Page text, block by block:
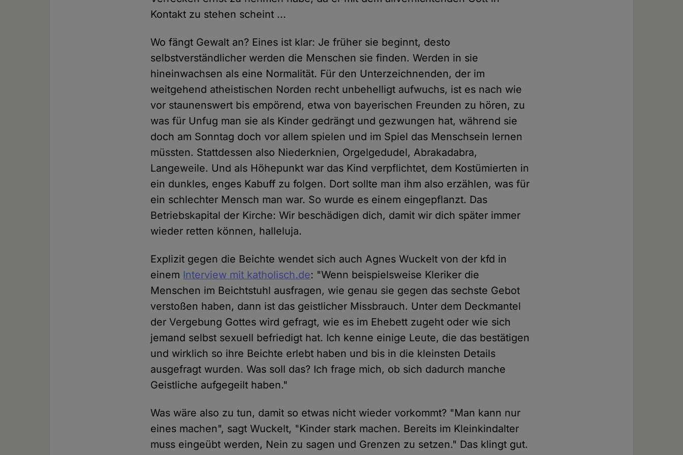
Kontakt zu stehen scheint ...
Wo fängt Gewalt an? Eines ist klar: Je früher sie beginnt, desto
selbstverständlicher werden die Menschen sie finden. Werden in sie
hineinwachsen als eine Normalität. Für den Unterzeichnenden, der im
weitgehend atheistischen Norden recht unbehelligt aufwuchs, ist es nach wie
vor staunenswert bis empörend, etwa von bayerischen Freunden zu hören, zu
was für Unfug man sie als Kinder gedrängt und gezwungen hat, während sie
doch am Sonntag doch vor allem spielen und im Spiel das Menschsein lernen
müssten. Stattdessen also Niederknien, Orgelgedudel, Abrakadabra,
Langeweile. Und als Höhepunkt war das Kind verpflichtet, dem Kostümierten in
ein dunkles, enges Kabuff zu folgen. Dort sollte man ihm also erzählen, was für
ein schlechter Mensch man war. So wurde es einem eingepflanzt. Das
Betriebskapital der Kirche: Wir beschädigen dich, damit wir dich später immer
wieder retten können, halleluja.
Explizit gegen die Beichte wendet sich auch Agnes Wuckelt von der kfd in
einem Interview mit katholisch.de: "Wenn beispielsweise Kleriker die
Menschen im Beichtstuhl ausfragen, wie genau sie gegen das sechste Gebot
verstoßen haben, dann ist das geistlicher Missbrauch. Unter dem Deckmantel
der Vergebung Gottes wird gefragt, wie es im Ehebett zugeht oder wie sich
jemand selbst sexuell befriedigt hat. Ich kenne einige Leute, die das bestätigen
und wirklich so ihre Beichte erlebt haben und bis in die kleinsten Details
ausgefragt wurden. Was soll das? Ich frage mich, ob sich dadurch manche
Geistliche aufgegeilt haben."
Was wäre also zu tun, damit so etwas nicht wieder vorkommt? "Man kann nur
eines machen", sagt Wuckelt, "Kinder stark machen. Bereits im Kleinkindalter
muss eingeübt werden, Nein zu sagen und Grenzen zu setzen." Das klingt gut.